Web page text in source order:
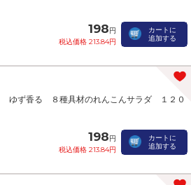
198円
税込価格 213.84円
カートに
追加する
ゆず香る ８種具材のれんこんサラダ １２０
198円
税込価格 213.84円
カートに
追加する